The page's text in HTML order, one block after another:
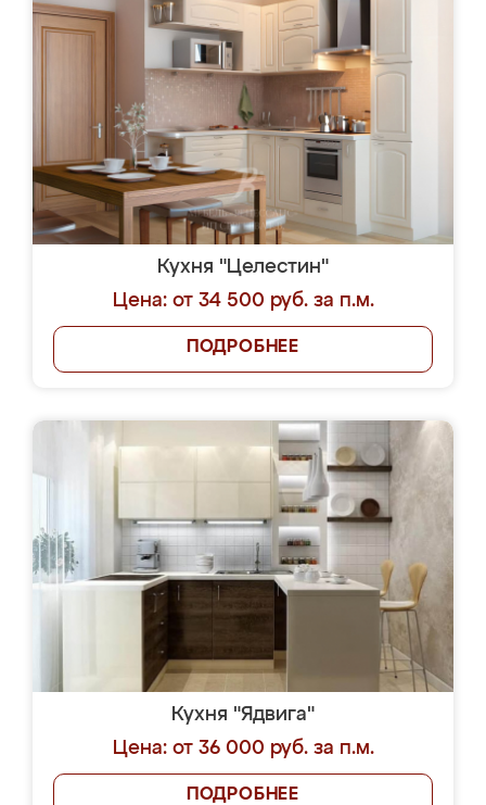
Кухня "Целестин"
Цена: от 34 500 руб. за п.м.
ПОДРОБНЕЕ
Кухня "Ядвига"
Цена: от 36 000 руб. за п.м.
ПОДРОБНЕЕ